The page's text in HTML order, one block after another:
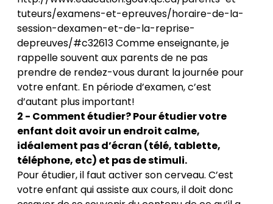
tuteurs/examens-et-epreuves/horaire-de-la-
session-dexamen-et-de-la-reprise-
depreuves/#c32613Comme enseignante, je
rappelle souvent aux parents de ne pas
prendre de rendez-vous durant la journée pour
votre enfant. En période d’examen, c’est
d’autant plus important!
2 - Comment étudier? Pour étudier votre
enfant doit avoir un endroit calme,
idéalement pas d’écran (télé, tablette,
téléphone, etc) et pas de stimuli.
Pour étudier, il faut activer son cerveau. C’est
votre enfant qui assiste aux cours, il doit donc